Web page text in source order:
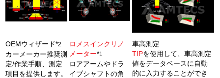
OEMウィザード*2
カーメーカー推奨測
定/作業手順、測定
項目を提供します。
ロメスインクリノ
メーター*1
ロアアームやドラ
イブシャフトの角
車高測定
TIPを使用して、車高測定
値をデータベースに自動
的に入力することができ